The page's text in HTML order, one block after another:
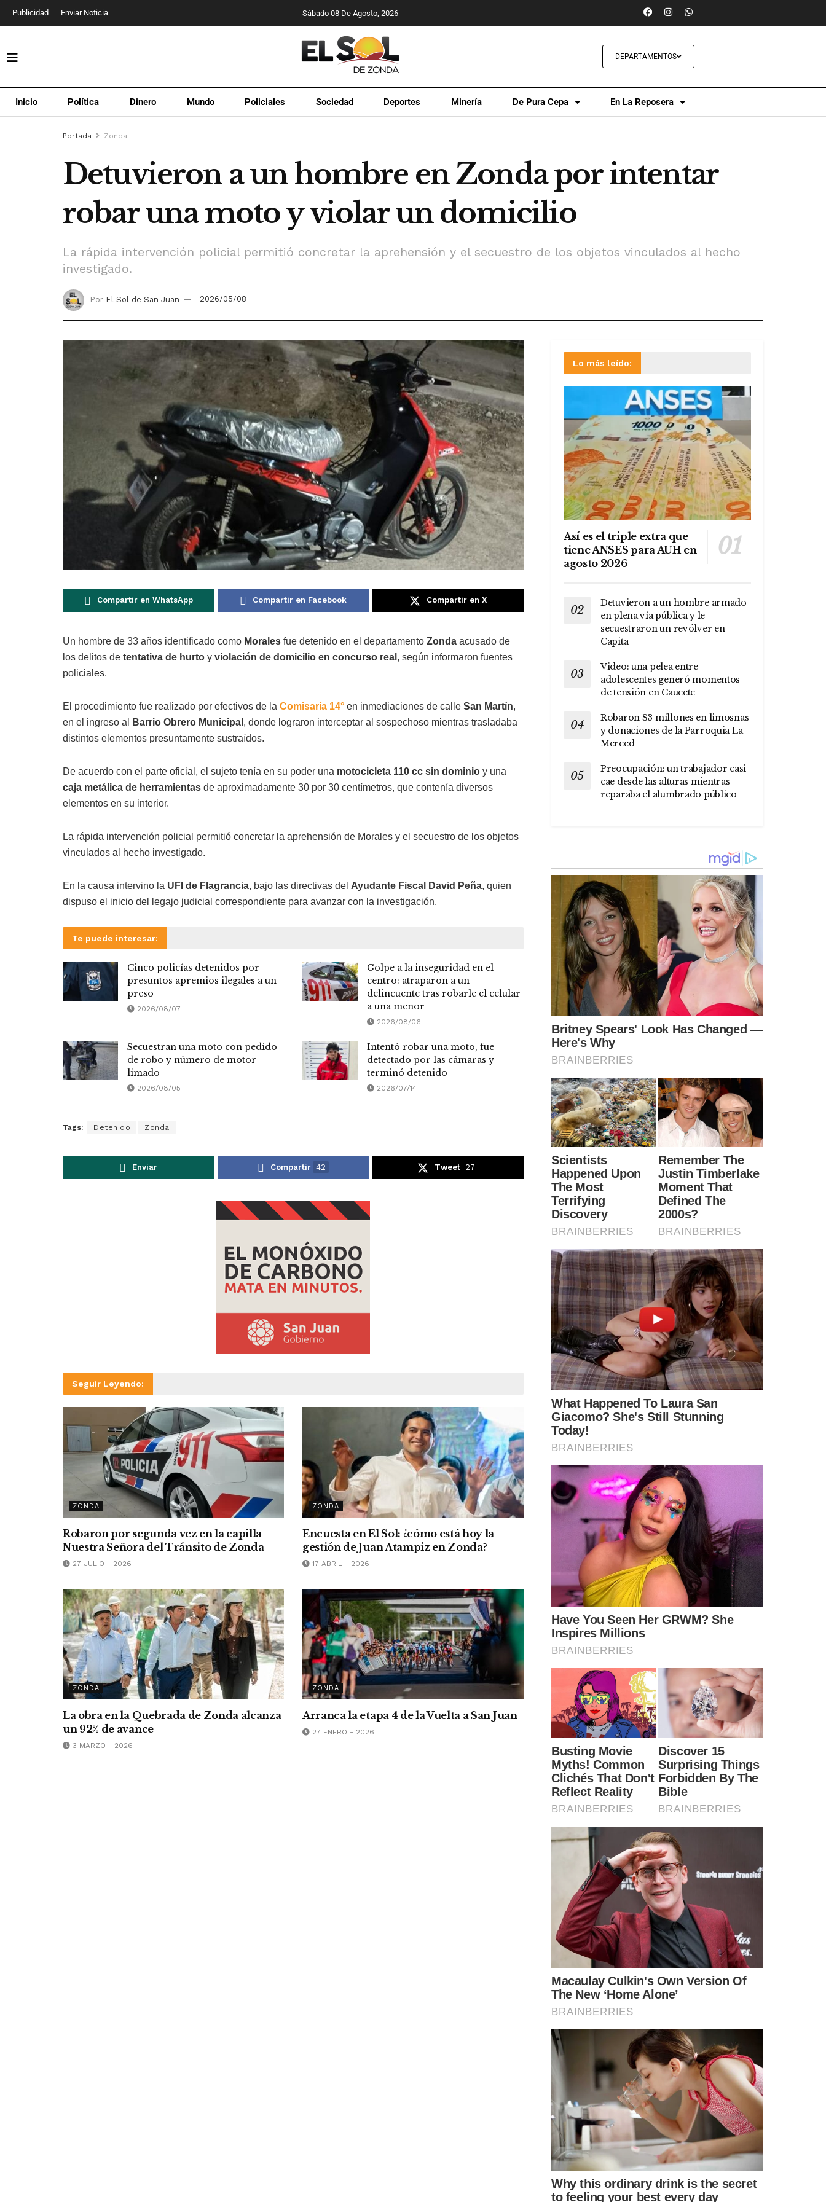
Publicidad Enviar Noticia Sábado 08 De Agosto, 2026
DEPARTAMENTOS
Inicio Política Dinero Mundo Policiales Sociedad Deportes Minería De Pura Cepa En La Reposera
Portada Zonda
Detuvieron a un hombre en Zonda por intentar
robar una moto y violar un domicilio
La rápida intervención policial permitió concretar la aprehensión y el secuestro de los objetos vinculados al hecho
investigado.
Por El Sol de San Juan 2026/05/08
Compartir en WhatsApp Compartir en Facebook Compartir en X
Un hombre de 33 años identificado como Morales fue detenido en el departamento Zonda acusado de
los delitos de tentativa de hurto y violación de domicilio en concurso real , según informaron fuentes
policiales.
El procedimiento fue realizado por efectivos de la Comisaría 14° en inmediaciones de calle San Martín,
en el ingreso al
Barrio Obrero Municipal , donde lograron interceptar al sospechoso mientras trasladaba
distintos elementos presuntamente sustraídos.
De acuerdo con el parte oficial, el sujeto tenía en su poder una motocicleta 110 cc sin dominio y una
caja metálica de herramientas de aproximadamente 30 por 30 centímetros, que contenía diversos
elementos en su interior.
La rápida intervención policial permitió concretar la aprehensión de Morales y el secuestro de los objetos
vinculados al hecho investigado.
En la causa intervino la UFI de Flagrancia, bajo las directivas del Ayudante Fiscal David Peña, quien
dispuso el inicio del legajo judicial correspondiente para avanzar con la investigación.
Te puede interesar:
Cinco policías detenidos por
presuntos apremios ilegales a un
preso
2026/08/07
Golpe a la inseguridad en el
centro: atraparon a un
delincuente tras robarle el celular
a una menor
2026/08/06
Secuestran una moto con pedido
de robo y número de motor
limado
2026/08/05
Intentó robar una moto, fue
detectado por las cámaras y
terminó detenido
2026/07/14
Tags: Detenido Zonda
Enviar Compartir 42 Tweet 27
Seguir Leyendo:
ZONDA
Robaron por segunda vez en la capilla
Nuestra Señora del Tránsito de Zonda
27 JULIO - 2026
ZONDA
Encuesta en El Sol: ¿cómo está hoy la
gestión de Juan Atampiz en Zonda?
17 ABRIL - 2026
ZONDA
La obra en la Quebrada de Zonda alcanza
un 92% de avance
3 MARZO - 2026
ZONDA
Arranca la etapa 4 de la Vuelta a San Juan
27 ENERO - 2026
Lo más leído:
Así es el triple extra que
tiene ANSES para AUH en
agosto 2026
Detuvieron a un hombre armado
en plena vía pública y le
secuestraron un revólver en
Capita
Video: una pelea entre
adolescentes generó momentos
de tensión en Caucete
Robaron $3 millones en limosnas
y donaciones de la Parroquia La
Merced
Preocupación: un trabajador casi
cae desde las alturas mientras
reparaba el alumbrado público